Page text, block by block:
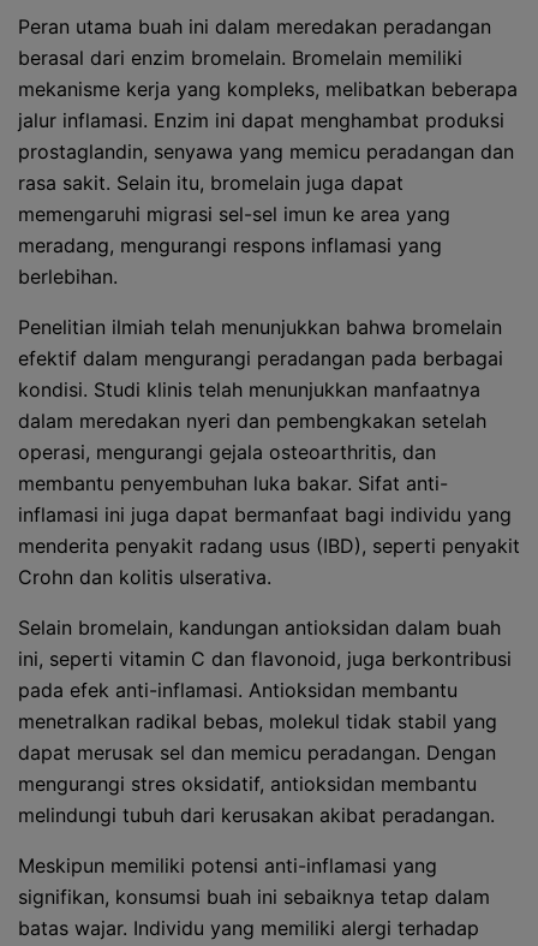
Peran utama buah ini dalam meredakan peradangan
berasal dari enzim bromelain. Bromelain memiliki
mekanisme kerja yang kompleks, melibatkan beberapa
jalur inflamasi. Enzim ini dapat menghambat produksi
prostaglandin, senyawa yang memicu peradangan dan
rasa sakit. Selain itu, bromelain juga dapat
memengaruhi migrasi sel-sel imun ke area yang
meradang, mengurangi respons inflamasi yang
berlebihan.
Penelitian ilmiah telah menunjukkan bahwa bromelain
efektif dalam mengurangi peradangan pada berbagai
kondisi. Studi klinis telah menunjukkan manfaatnya
dalam meredakan nyeri dan pembengkakan setelah
operasi, mengurangi gejala osteoarthritis, dan
membantu penyembuhan luka bakar. Sifat anti-
inflamasi ini juga dapat bermanfaat bagi individu yang
menderita penyakit radang usus (IBD), seperti penyakit
Crohn dan kolitis ulserativa.
Selain bromelain, kandungan antioksidan dalam buah
ini, seperti vitamin C dan flavonoid, juga berkontribusi
pada efek anti-inflamasi. Antioksidan membantu
menetralkan radikal bebas, molekul tidak stabil yang
dapat merusak sel dan memicu peradangan. Dengan
mengurangi stres oksidatif, antioksidan membantu
melindungi tubuh dari kerusakan akibat peradangan.
Meskipun memiliki potensi anti-inflamasi yang
signifikan, konsumsi buah ini sebaiknya tetap dalam
batas wajar. Individu yang memiliki alergi terhadap